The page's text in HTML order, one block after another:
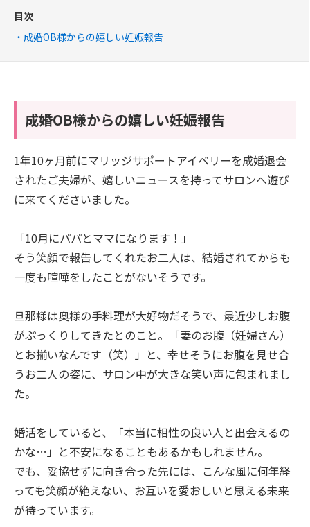
目次
成婚OB様からの嬉しい妊娠報告
成婚OB様からの嬉しい妊娠報告
1年10ヶ月前にマリッジサポートアイベリーを成婚退会
されたご夫婦が、嬉しいニュースを持ってサロンへ遊び
に来てくださいました。
「10月にパパとママになります！」
そう笑顔で報告してくれたお二人は、結婚されてからも
一度も喧嘩をしたことがないそうです。
旦那様は奥様の手料理が大好物だそうで、最近少しお腹
がぷっくりしてきたとのこと。「妻のお腹（妊婦さん）
とお揃いなんです（笑）」と、幸せそうにお腹を見せ合
うお二人の姿に、サロン中が大きな笑い声に包まれまし
た。
婚活をしていると、「本当に相性の良い人と出会えるの
かな…」と不安になることもあるかもしれません。
でも、妥協せずに向き合った先には、こんな風に何年経
っても笑顔が絶えない、お互いを愛おしいと思える未来
が待っています。